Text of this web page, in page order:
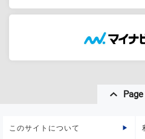
このサイトについて